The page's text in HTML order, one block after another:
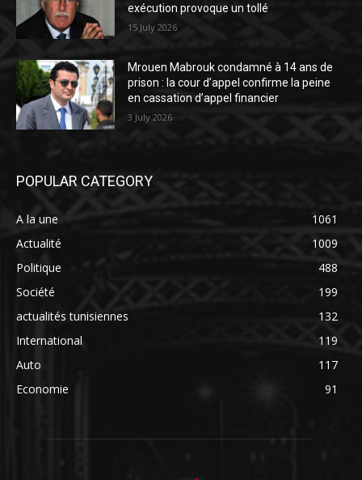
exécution provoque un tollé
15 July 2026
Mrouen Mabrouk condamné à 14 ans de
prison : la cour d’appel confirme la peine
en cassation d’appel financier
3 July 2026
POPULAR CATEGORY
A la une
1061
Actualité
1009
Politique
488
Société
199
actualités tunisiennes
132
International
119
Auto
117
Economie
91